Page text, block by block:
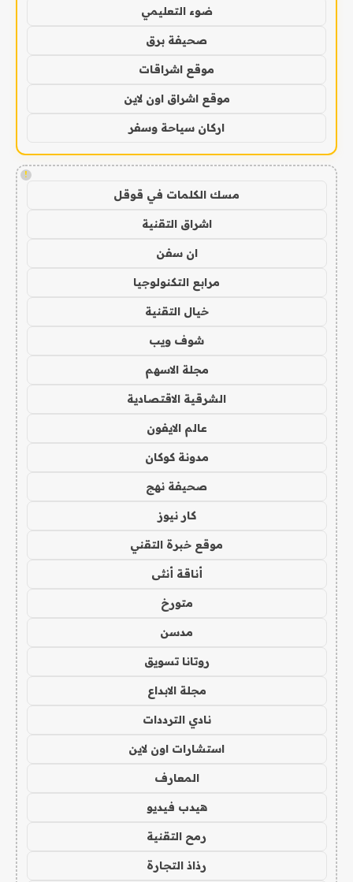
ضوء التعليمي
صحيفة برق
موقع اشراقات
موقع اشراق اون لاين
اركان سياحة وسفر
!
مسك الكلمات في قوقل
اشراق التقنية
ان سفن
مرابع التكنولوجيا
خيال التقنية
شوف ويب
مجلة الاسهم
الشرقية الاقتصادية
عالم الايفون
مدونة كوكان
صحيفة نهج
كار نيوز
موقع خبرة التقني
أناقة أنثى
متورخ
مدسن
روتانا تسويق
مجلة الابداع
نادي الترددات
استشارات اون لاين
المعارف
هيدب فيديو
رمح التقنية
رذاذ التجارة